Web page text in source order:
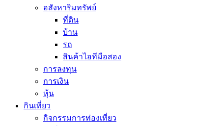
อสังหาริมทรัพย์
ที่ดิน
บ้าน
รถ
สินค้าไอทีมือสอง
การลงทุน
การเงิน
หุ้น
กินเที่ยว
กิจกรรมการท่องเที่ยว